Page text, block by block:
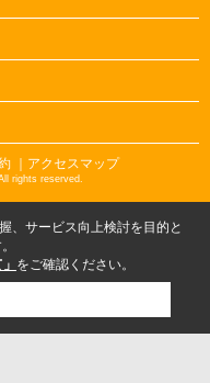
｜アクセスマップ
rights reserved.
、サービス向上検討を目的と
をご確認ください。